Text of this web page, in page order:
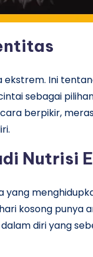
ekstrem. Ini
sebagai
berpikir,
Nutrisi
kosong punya
diri yang